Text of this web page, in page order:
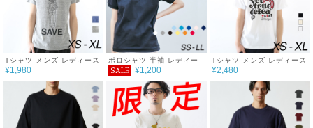
Tシャツ メンズ レディース
半袖 ファッション トップ
ス 綿 おもしろ オリジナル
ロゴ アメカジ キレイ目 カ
ジュアル デザイン 通販 白
黒 青 ペアルック 限定 おし
ゃれ シンプル プリント メ
¥1,980
ポロシャツ 半袖 レディー
ス 無地 メンズ UVカット
形状安定 厚手 春 夏 父の日
ゴルフ シンプル カジュア
ル プチプラ コーデ おしゃ
れ SALE セール 通学 通勤
服 printstar プリントスタ
SALE ¥1,200
Tシャツ メンズ レディース
半袖 ファッション トップ
ス 綿 おもしろ オリジナル
ロゴ アメカジ キレイ目 カ
ジュアル デザイン 通販 白
黒 ペアルック 限定 おしゃ
れ シンプル プリント メッ
¥2,480